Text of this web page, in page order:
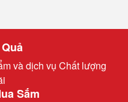
và dịch vụ Chất lượng
Sắm